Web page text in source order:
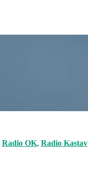
Radio OK, Radio Kastav